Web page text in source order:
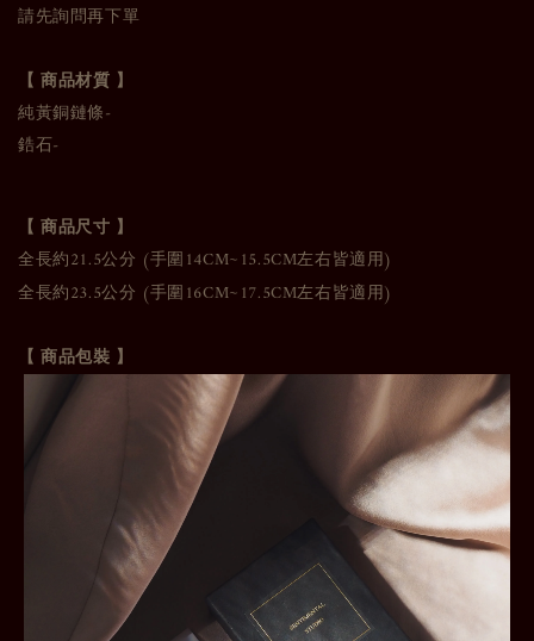
請先詢問再下單
【 商品材質 】
純黃銅鏈條-
鋯石-
【 商品尺寸 】
全長約21.5公分 (手圍14CM~15.5CM左右皆適用)
全長約23.5公分 (手圍16CM~17.5CM左右皆適用)
【 商品包裝 】